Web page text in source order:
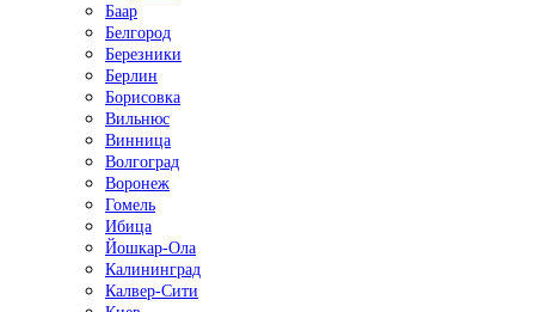
Баар
Белгород
Березники
Берлин
Борисовка
Вильнюс
Винница
Волгоград
Воронеж
Гомель
Ибица
Йошкар-Ола
Калининград
Калвер-Сити